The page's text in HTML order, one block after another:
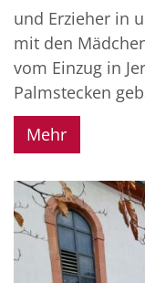
und Erzieher in
mit den
vom Einzug in
Palmstecken
Mehr